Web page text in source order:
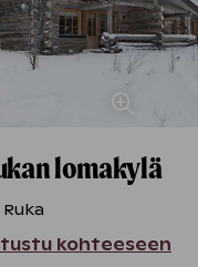
lomakylä
Ruka
kohteeseen